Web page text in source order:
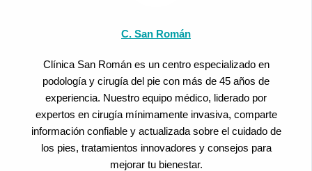
C. San Román
Clínica San Román es un centro especializado en
podología y cirugía del pie con más de 45 años de
experiencia. Nuestro equipo médico, liderado por
expertos en cirugía mínimamente invasiva, comparte
información confiable y actualizada sobre el cuidado de
los pies, tratamientos innovadores y consejos para
mejorar tu bienestar.